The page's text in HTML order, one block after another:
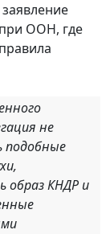
ООН, где
не
образ КНДР и